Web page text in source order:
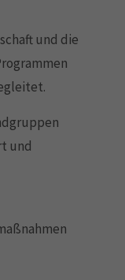
und die
und